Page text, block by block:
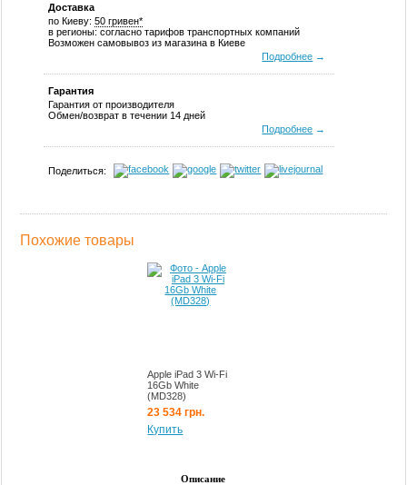
Доставка
по Киеву:50 гривен*
в регионы: согласно тарифов транспортных компаний
Возможен самовывоз из магазина в Киеве
Подробнее →
Гарантия
Гарантия от производителя
Обмен/возврат в течении 14 дней
Подробнее →
Поделиться:
Похожие товары
Apple iPad 3 Wi-Fi
16Gb White
(MD328)
23 534 грн.
Купить
Описание